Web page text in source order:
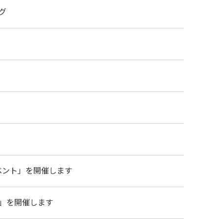
ト」を開催します
を開催します